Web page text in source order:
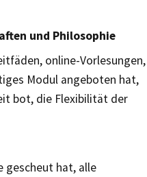
und Philosophie
online-Vorlesungen,
Modul angeboten hat,
bot, die Flexibilität der
gescheut hat, alle